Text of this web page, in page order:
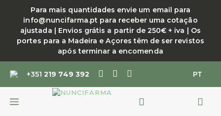
conteúdo
Para mais quantidades envie um email para
info@nuncifarma.pt para receber uma cotação
ajustada | Envios grátis a partir de 250€ + iva | Os
portes para a Madeira e Açores têm de ser revistos
após terminar a encomenda
+351219 749 392 PT
MENU